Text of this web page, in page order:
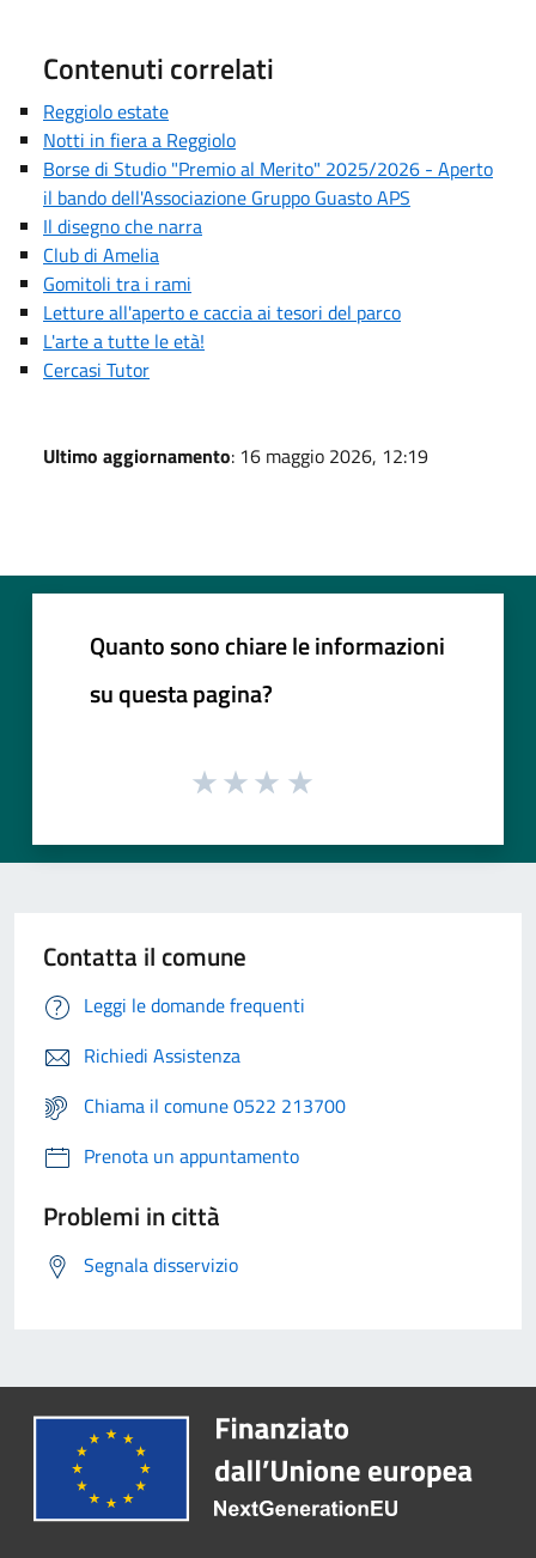
Contenuti correlati
Reggiolo estate
Notti in fiera a Reggiolo
Borse di Studio "Premio al Merito" 2025/2026 - Aperto
il bando dell'Associazione Gruppo Guasto APS
Il disegno che narra
Club di Amelia
Gomitoli tra i rami
Letture all'aperto e caccia ai tesori del parco
L'arte a tutte le età!
Cercasi Tutor
Ultimo aggiornamento: 16 maggio 2026, 12:19
Quanto sono chiare le informazioni
su questa pagina?
Contatta il comune
Leggi le domande frequenti
Richiedi Assistenza
Chiama il comune 0522 213700
Prenota un appuntamento
Problemi in città
Segnala disservizio